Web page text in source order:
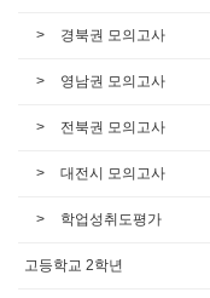
경북권 모의고사
영남권 모의고사
전북권 모의고사
대전시 모의고사
학업성취도평가
고등학교 2학년